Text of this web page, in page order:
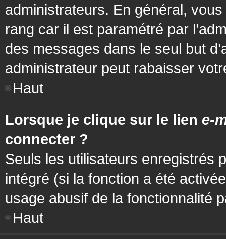
administrateurs. En général,
rang car il est paramétré par
des messages dans le seul but
administrateur peut rabaisser
Haut
Lorsque je clique sur le lien e-
connecter ?
Seuls les utilisateurs enregistrés
intégré (si la fonction a été
usage abusif de la fonctionnalité
Haut